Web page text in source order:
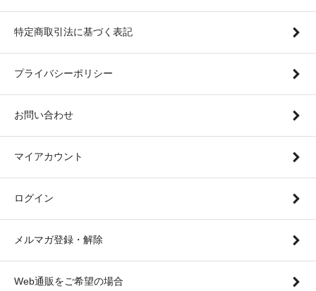
特定商取引法に基づく表記
プライバシーポリシー
お問い合わせ
マイアカウント
ログイン
メルマガ登録・解除
Web通販をご希望の場合